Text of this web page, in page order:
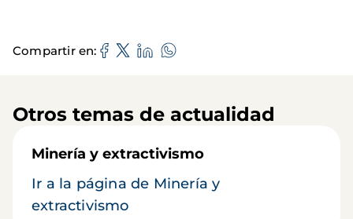
Compartir en
Otros temas de actualidad
Minería y extractivismo
Ir a la página de Minería y
extractivismo